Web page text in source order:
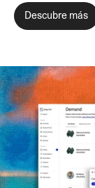
Descubre más